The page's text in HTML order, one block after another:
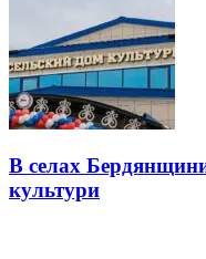
В селах
культури